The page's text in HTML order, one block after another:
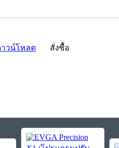
าวน์โหลด สั่งซื้อ